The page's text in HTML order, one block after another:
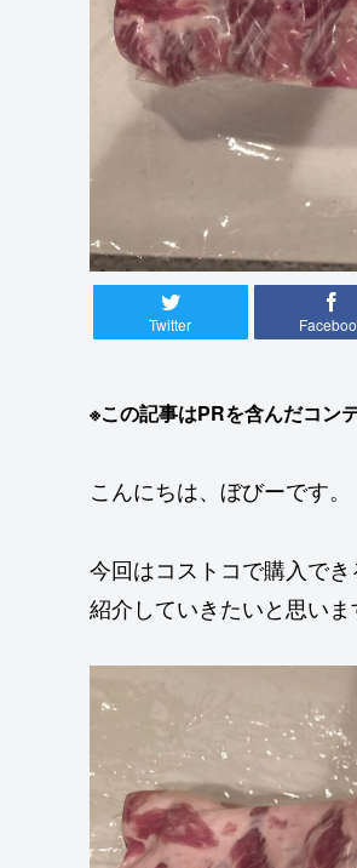
Twitter
※この記事はPRを含んだコン
こんにちは、ぼびーです。
今回はコストコで購入で
紹介していきたいと思いま